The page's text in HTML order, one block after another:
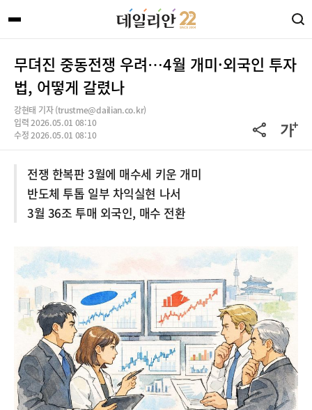
무뎌진 중동전쟁 우려…4월 개미·외국인 투자
법, 어떻게 갈렸나
강현태 기자 (trustme@dailian.co.kr)
입력 2026.05.01 08:10
수정 2026.05.01 08:10
전쟁 한복판 3월에 매수세 키운 개미
반도체 투톱 일부 차익실현 나서
3월 36조 투매 외국인, 매수 전환